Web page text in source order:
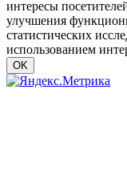
интересы
улучшения
статистических
использованием
OK